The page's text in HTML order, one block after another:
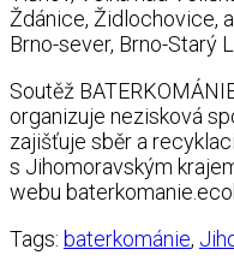
Ždánice, Židlochovice,
Brno-sever, Brno-Starý
Soutěž
organizuje nezisková
zajišťuje sběr a
s Jihomoravským
webu
Tags: baterkománie,